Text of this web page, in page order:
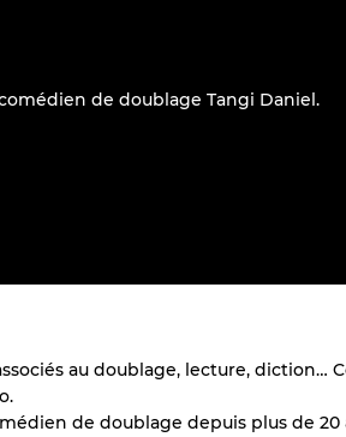
de doublage Tangi Daniel.
au doublage, lecture,
de doublage depuis plus de